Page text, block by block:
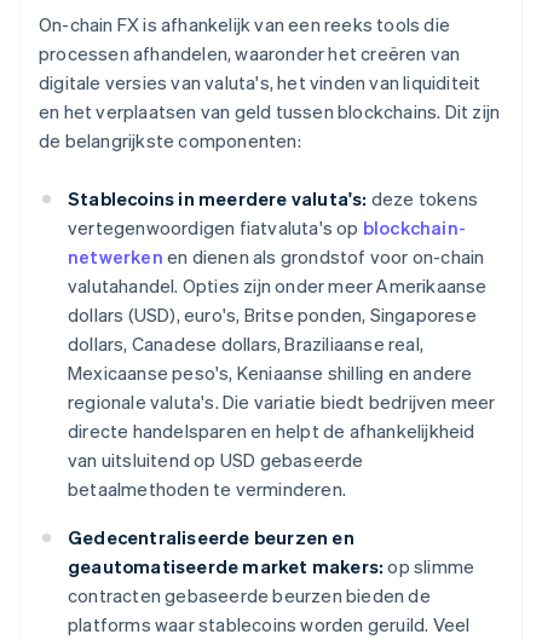
On-chain FX is afhankelijk van een reeks tools die
processen afhandelen, waaronder het creëren van
digitale versies van valuta's, het vinden van liquiditeit
en het verplaatsen van geld tussen blockchains. Dit zijn
de belangrijkste componenten:
Stablecoins in meerdere valuta's: deze tokens
vertegenwoordigen fiatvaluta's op blockchain-
netwerken en dienen als grondstof voor on-chain
valutahandel. Opties zijn onder meer Amerikaanse
dollars (USD), euro's, Britse ponden, Singaporese
dollars, Canadese dollars, Braziliaanse real,
Mexicaanse peso's, Keniaanse shilling en andere
regionale valuta's. Die variatie biedt bedrijven meer
directe handelsparen en helpt de afhankelijkheid
van uitsluitend op USD gebaseerde
betaalmethoden te verminderen.
Gedecentraliseerde beurzen en
geautomatiseerde market makers: op slimme
contracten gebaseerde beurzen bieden de
platforms waar stablecoins worden geruild. Veel